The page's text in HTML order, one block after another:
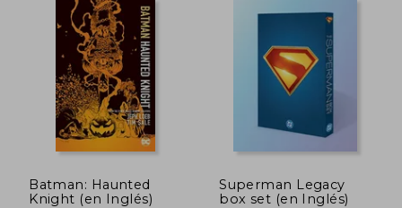
40%
dcto. $ 23.53
Batman: Haunted
Knight (en Inglés)
Superman Legacy
box set (en Inglés)